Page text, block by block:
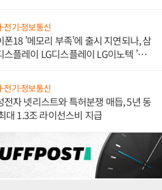
전기·정보통신
폰18 '메모리 부족'에 출시 지연되나, 삼
스플레이 LG디스플레이 LG이노텍 '탈
전기·정보통신
전자 넷리스트와 특허분쟁 매듭, 5년 동
대 1.3조 라이선스비 지급